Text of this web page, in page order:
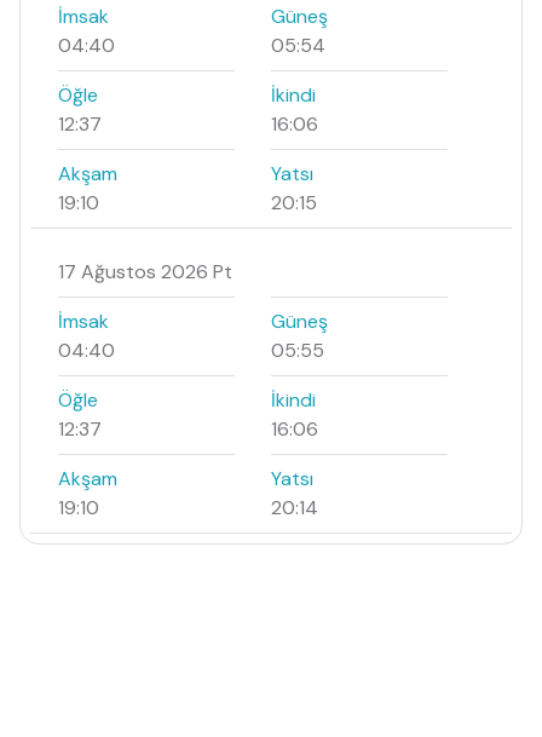
İmsak
04:40
Güneş
05:54
Öğle
12:37
İkindi
16:06
Akşam
19:10
Yatsı
20:15
17 Ağustos 2026 Pt
İmsak
04:40
Güneş
05:55
Öğle
12:37
İkindi
16:06
Akşam
19:10
Yatsı
20:14